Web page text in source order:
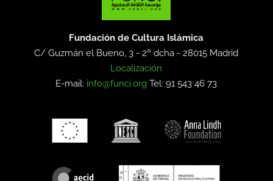
Fundación de Cultura Islámica
C/ Guzmán el Bueno, 3 - 2º dcha -28015 Madrid
Localización
E-mail: info@funci.org Tel: 91 543 46 73